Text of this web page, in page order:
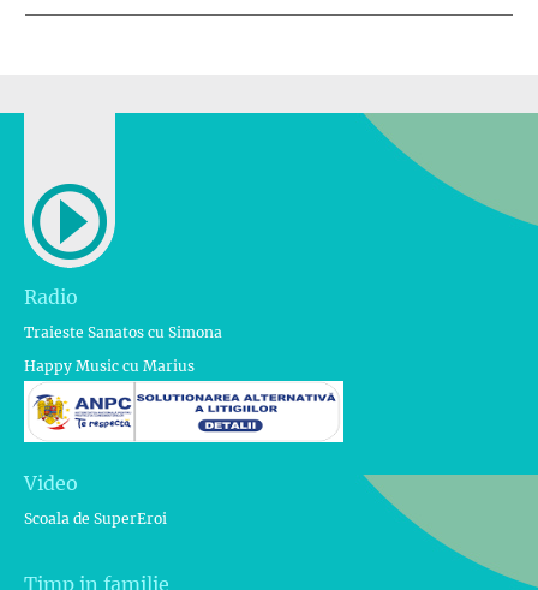
Radio
Traieste Sanatos cu Simona
Happy Music cu Marius
Video
Scoala de SuperEroi
Timp in familie